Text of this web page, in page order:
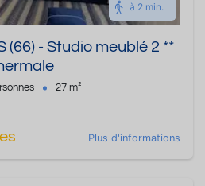
à 2 min.
- Studio meublé 2 **
27 m²
Plus d'informations